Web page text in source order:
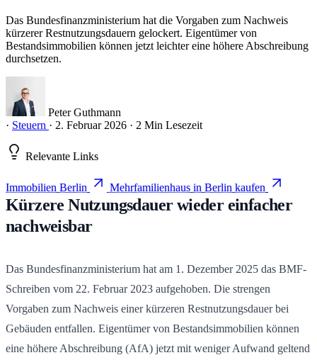
Das Bundesfinanzministerium hat die Vorgaben zum Nachweis
kürzerer Restnutzungsdauern gelockert. Eigentümer von
Bestandsimmobilien können jetzt leichter eine höhere Abschreibung
durchsetzen.
Peter Guthmann
· Steuern · 2. Februar 2026 · 2 Min Lesezeit
Relevante Links
Immobilien Berlin Mehrfamilienhaus in Berlin kaufen
Kürzere Nutzungsdauer wieder einfacher
nachweisbar
Das Bundesfinanzministerium hat am 1. Dezember 2025 das BMF-
Schreiben vom 22. Februar 2023 aufgehoben. Die strengen
Vorgaben zum Nachweis einer kürzeren Restnutzungsdauer bei
Gebäuden entfallen. Eigentümer von Bestandsimmobilien können
eine höhere Abschreibung (AfA) jetzt mit weniger Aufwand geltend